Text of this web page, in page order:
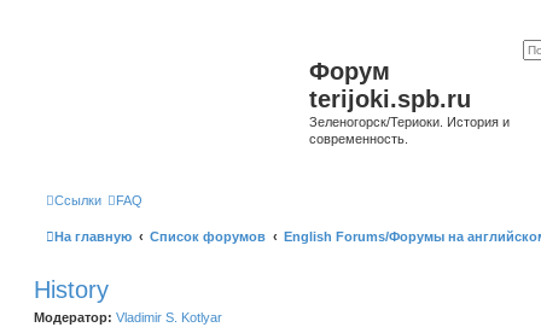
Форум
terijoki.spb.ru
Зеленогорск/Териоки. История и
современность.
Ссылки FAQ
На главную Список форумов English Forums/Форумы на
History
Модератор: Vladimir S. Kotlyar